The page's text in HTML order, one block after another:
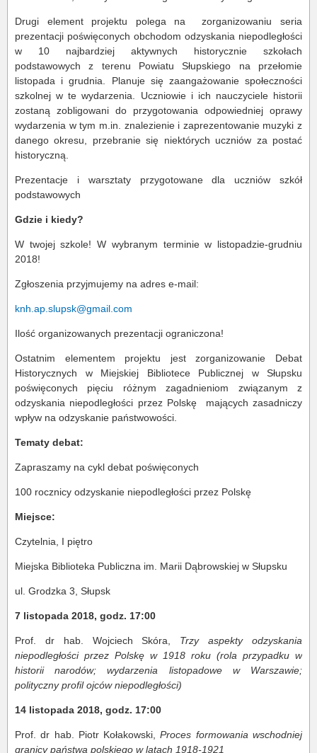
Drugi element projektu polega na
zorganizowaniu seria
prezentacji poświęconych obchodom odzyskania niepodległości
w 10 najbardziej aktywnych historycznie szkołach
podstawowych z terenu Powiatu Słupskiego na przełomie
listopada i grudnia. Planuje się zaangażowanie społeczności
szkolnej w te wydarzenia. Uczniowie i ich nauczyciele historii
zostaną zobligowani do przygotowania odpowiedniej oprawy
wydarzenia w tym m.in. znalezienie i zaprezentowanie muzyki z
danego okresu, przebranie się niektórych uczniów za postać
historyczną.
Prezentacje i warsztaty przygotowane dla uczniów szkół
podstawowych
Gdzie i kiedy?
W twojej szkole! W wybranym terminie w listopadzie-grudniu
2018!
Zgłoszenia przyjmujemy na adres e-mail:
knh.ap.slupsk@gmail.com
Ilość organizowanych prezentacji ograniczona!
Ostatnim elementem projektu jest zorganizowanie Debat
Historycznych w Miejskiej Bibliotece Publicznej w Słupsku
poświęconych pięciu różnym zagadnieniom związanym z
odzyskania niepodległości przez Polskę
mających zasadniczy
wpływ na odzyskanie państwowości.
Tematy debat:
Zapraszamy na cykl debat poświęconych
100 rocznicy odzyskanie niepodległości przez Polskę
Miejsce:
Czytelnia, I piętro
Miejska Biblioteka Publiczna im. Marii Dąbrowskiej w Słupsku
ul. Grodzka 3, Słupsk
7 listopada 2018, godz. 17:00
Prof. dr hab. Wojciech Skóra, Trzy aspekty odzyskania
niepodległości przez Polskę w 1918 roku (rola przypadku w
historii narodów; wydarzenia listopadowe w Warszawie;
polityczny profil ojców niepodległości)
14 listopada 2018, godz. 17:00
Prof. dr hab. Piotr Kołakowski,Proces formowania wschodniej
granicy państwa polskiego w latach 1918-1921